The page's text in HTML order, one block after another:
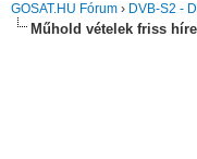
GOSAT.HU Fórum › DVB-S2 -
Műhold vételek friss